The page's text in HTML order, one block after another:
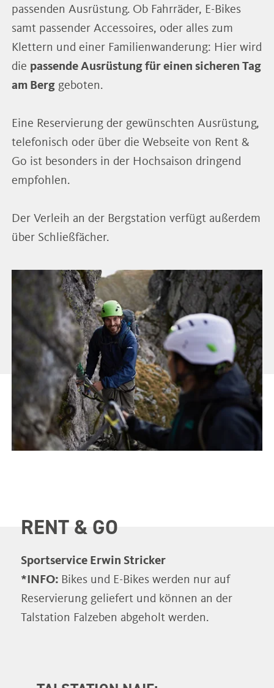
passenden Ausrüstung. Ob Fahrräder, E-Bikes
samt passender Accessoires, oder alles zum
Klettern und einer Familienwanderung: Hier wird
die passende Ausrüstung für einen sicheren Tag
am Berggeboten.
Eine Reservierung der gewünschten Ausrüstung,
telefonisch oder über die Webseite von Rent &
Go ist besonders in der Hochsaison dringend
empfohlen.
Der Verleih an der Bergstation verfügt außerdem
über Schließfächer.
RENT & GO
Sportservice Erwin Stricker
*INFO: Bikes und E-Bikes werden nur auf
Reservierung geliefert und können an der
Talstation Falzeben abgeholt werden.